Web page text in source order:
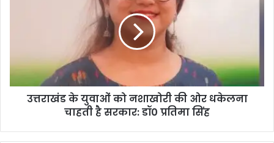
उत्तराखंड के युवाओं को नशाखोरी की ओर धकेलना
चाहती है सरकार: डॉ0 प्रतिमा सिंह